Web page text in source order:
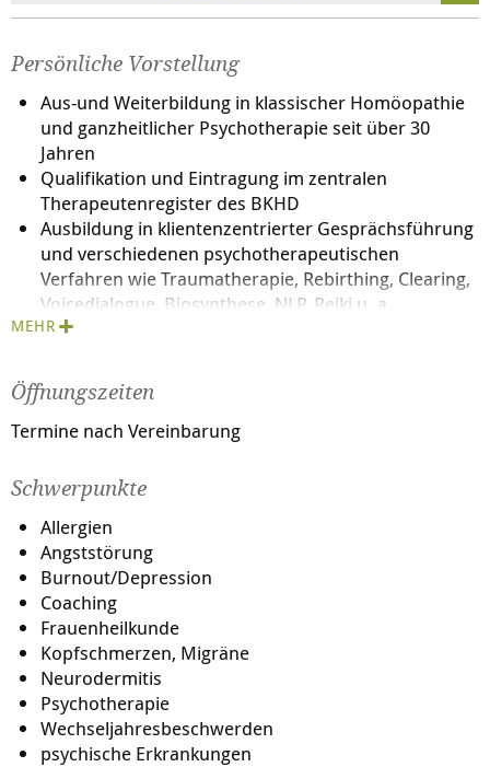
Persönliche Vorstellung
Aus-und Weiterbildung in klassischer Homöopathie
und ganzheitlicher Psychotherapie seit über 30
Jahren
Qualifikation und Eintragung im zentralen
Therapeutenregister des BKHD
Ausbildung in klientenzentrierter Gesprächsführung
und verschiedenen psychotherapeutischen
Verfahren wie Traumatherapie, Rebirthing, Clearing,
Voicedialogue, Biosynthese, NLP, Reiki u. a.
Sensitivitätsschulung in der Tradition der englischen
Ausbildung zur Glückstrainerin
MEHR
Öffnungszeiten
Termine nach Vereinbarung
Schwerpunkte
Allergien
Angststörung
Burnout/Depression
Coaching
Frauenheilkunde
Kopfschmerzen, Migräne
Neurodermitis
Psychotherapie
Wechseljahresbeschwerden
psychische Erkrankungen